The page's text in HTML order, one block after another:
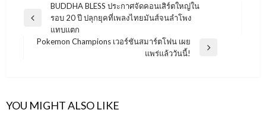
แนะแนว
เรื่อง
Previous
BUDDHA BLESS ประกาศจัดคอนเสิร์ตใหญ่ใน
รอบ 20 ปี ปลุกยุคที่เพลงไทยมันส์จนลำโพง
แทบแตก
Pokemon Champions เวอร์ชันสมาร์ตโฟน เผย
แพร่แล้ววันนี้!
YOU MIGHT ALSO LIKE